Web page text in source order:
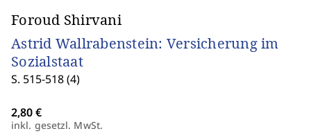
Foroud Shirvani
Astrid Wallrabenstein: Versicherung im
Sozialstaat
S. 515-518 (4)
inkl. gesetzl. MwSt.